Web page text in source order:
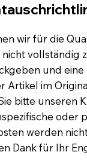
wir für die
vollständig
und
Artikel im
bitte unseren
werden
Dank für Ihr